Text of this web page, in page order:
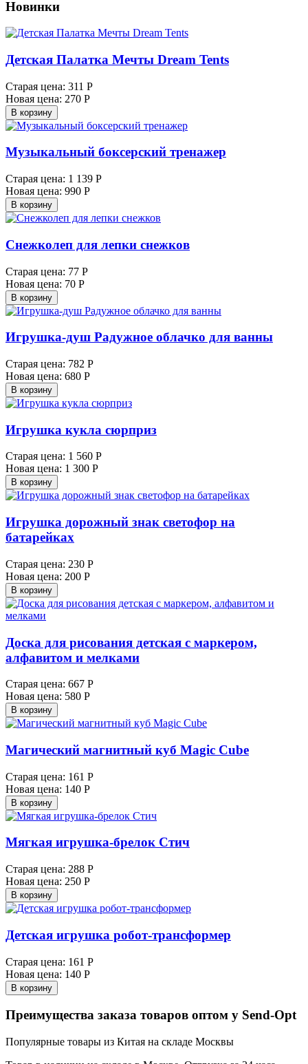
Новинки
Детская Палатка Мечты Dream Tents
Старая цена: 311 Р
Новая цена: 270 Р
В корзину
Музыкальный боксерский тренажер
Старая цена: 1 139 Р
Новая цена: 990 Р
В корзину
Снежколеп для лепки снежков
Старая цена: 77 Р
Новая цена: 70 Р
В корзину
Игрушка-душ Радужное облачко для ванны
Старая цена: 782 Р
Новая цена: 680 Р
В корзину
Игрушка кукла сюрприз
Старая цена: 1 560 Р
Новая цена: 1 300 Р
В корзину
Игрушка дорожный знак светофор на
батарейках
Старая цена: 230 Р
Новая цена: 200 Р
В корзину
Доска для рисования детская с маркером,
алфавитом и мелками
Старая цена: 667 Р
Новая цена: 580 Р
В корзину
Магический магнитный куб Маgic Cube
Старая цена: 161 Р
Новая цена: 140 Р
В корзину
Мягкая игрушка-брелок Стич
Старая цена: 288 Р
Новая цена: 250 Р
В корзину
Детская игрушка робот-трансформер
Старая цена: 161 Р
Новая цена: 140 Р
В корзину
Преимущества заказа товаров оптом у Send-Opt
Популярные товары из Китая на складе Москвы